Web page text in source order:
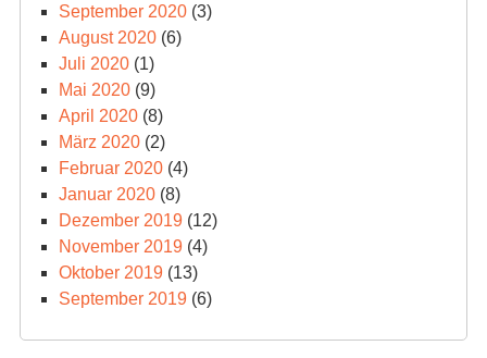
September 2020(3)
August 2020(6)
Juli 2020(1)
Mai 2020(9)
April 2020(8)
März 2020(2)
Februar 2020(4)
Januar 2020(8)
Dezember 2019(12)
November 2019(4)
Oktober 2019(13)
September 2019(6)